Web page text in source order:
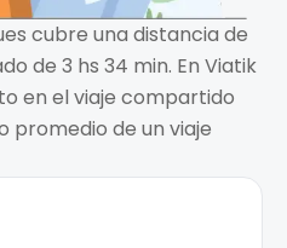
cubre una distancia de
de 3 hs 34 min. En Viatik
en el viaje compartido
promedio de un viaje